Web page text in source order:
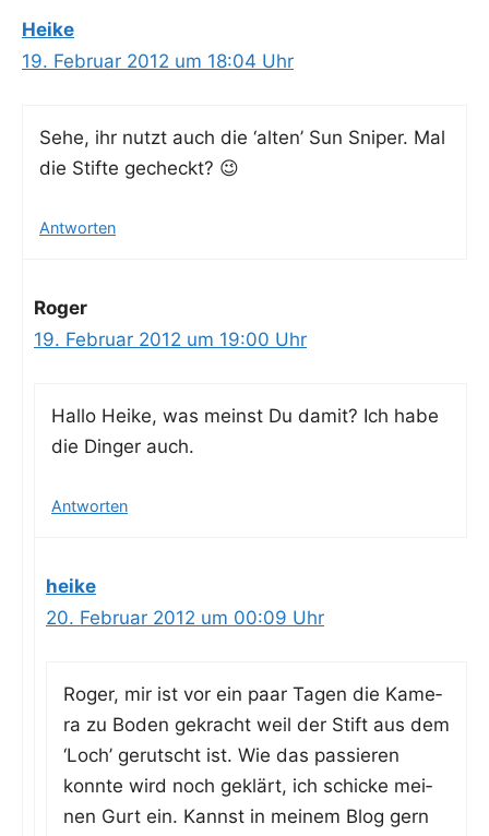
Heike
19. Februar 2012 um 18:04 Uhr
Sehe, ihr nutzt auch die ‘alten’ Sun Sni­per. Mal
die Stif­te gecheckt? 😉
Antworten
Roger
19. Februar 2012 um 19:00 Uhr
Hal­lo Hei­ke, was meinst Du damit? Ich habe
die Din­ger auch.
Antworten
heike
20. Februar 2012 um 00:09 Uhr
Roger, mir ist vor ein paar Tagen die Kame­
ra zu Boden gekracht weil der Stift aus dem
‘Loch’ gerutscht ist. Wie das pas­sie­ren
konn­te wird noch geklärt, ich schi­cke mei­
nen Gurt ein. Kannst in mei­nem Blog gern